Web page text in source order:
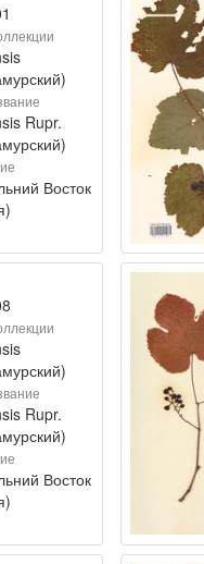
Rupr.
Восток
Rupr.
Восток